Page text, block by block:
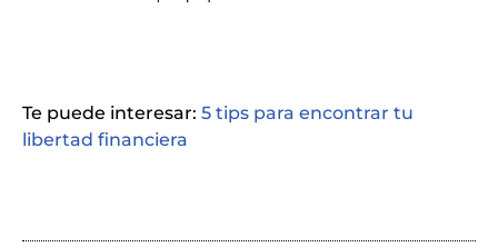
Te puede interesar: 5 tips para encontrar tu
libertad financiera